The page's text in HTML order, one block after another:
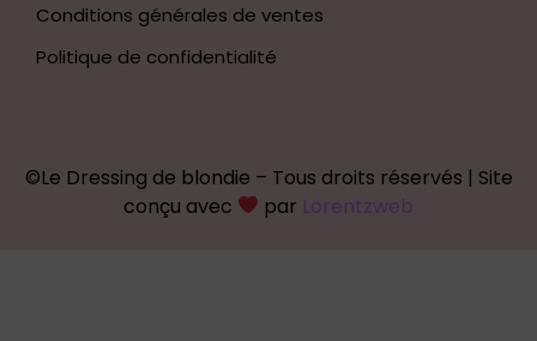
Conditions générales de ventes
Politique de confidentialité
©Le Dressing de blondie – Tous droits réservés | Site
conçu avec
par Lorentzweb